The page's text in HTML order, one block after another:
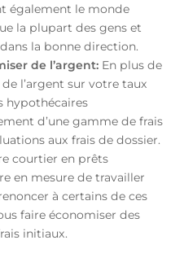
également le monde
la plupart des gens et
la bonne direction.
de l’argent:En plus de
l’argent sur votre taux
hypothécaires
d’une gamme de frais
aux frais de dossier.
courtier en prêts
en mesure de travailler
à certains de ces
faire économiser des
initiaux.